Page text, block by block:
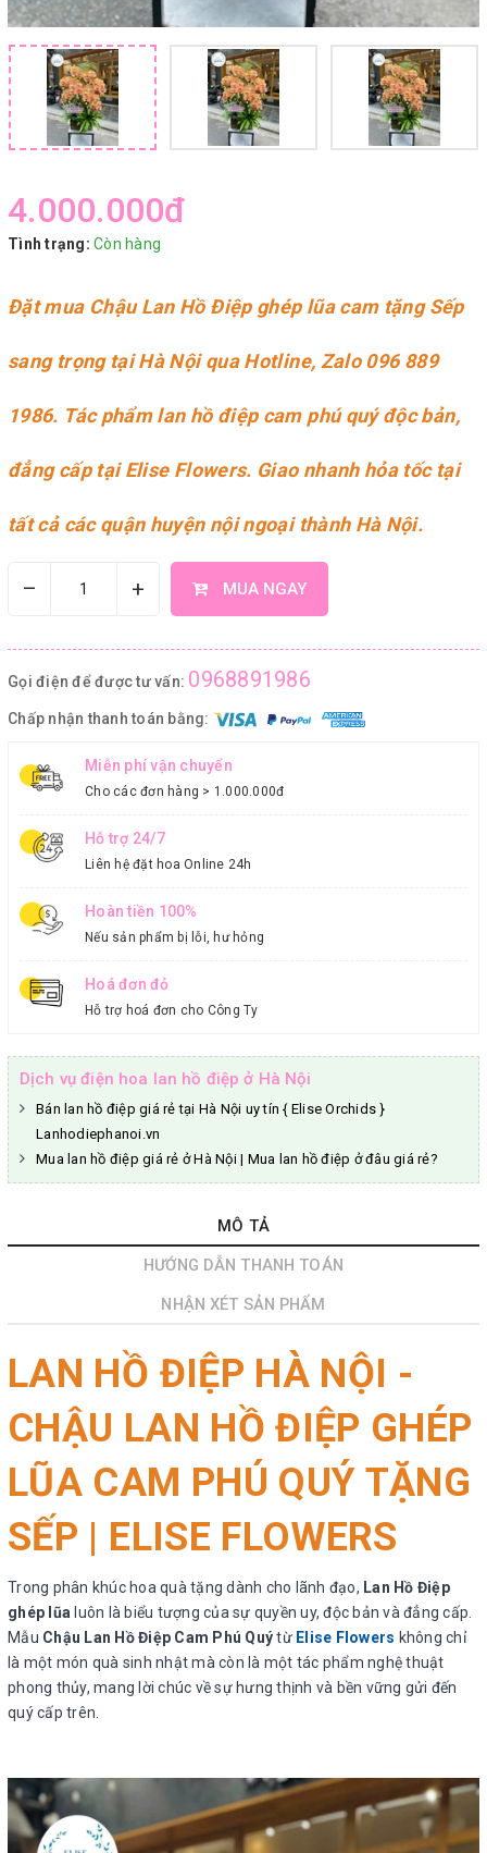
4.000.000₫
Tình trạng: Còn hàng
Đặt mua Chậu Lan Hồ Điệp ghép lũa camtặng Sếp
sang trọng tại Hà Nội qua Hotline, Zalo 096 889
1986. Tác phẩm lan hồ điệp cam phú quý độc bản,
đẳng cấp tạiElise Flowers. Giao nhanh hỏa tốc tại
tất cả các quận huyện nội ngoại thành Hà Nội.
– + MUA NGAY
Gọi điện để được tư vấn: 0968891986
Chấp nhận thanh toán bằng:
Miễn phí vận chuyển
Cho các đơn hàng > 1.000.000đ
Hỗ trợ 24/7
Liên hệ đặt hoa Online 24h
Hoàn tiền 100%
Nếu sản phẩm bị lỗi, hư hỏng
Hoá đơn đỏ
Hỗ trợ hoá đơn cho Công Ty
Dịch vụ điện hoa lan hồ điệp ở Hà Nội
Bán lan hồ điệp giá rẻ tại Hà Nội uy tín { Elise Orchids }
Lanhodiephanoi.vn
Mua lan hồ điệp giá rẻ ở Hà Nội | Mua lan hồ điệp ở đâu giá rẻ?
MÔ TẢ
HƯỚNG DẪN THANH TOÁN
NHẬN XÉT SẢN PHẨM
LAN HỒ ĐIỆP HÀ NỘI -
CHẬU LAN HỒ ĐIỆP GHÉP
LŨA CAM PHÚ QUÝ TẶNG
SẾP | ELISE FLOWERS
Trong phân khúc hoa quà tặng dành cho lãnh đạo, Lan Hồ Điệp
ghép lũa luôn là biểu tượng của sự quyền uy, độc bản và đẳng cấp.
Mẫu Chậu Lan Hồ Điệp Cam Phú Quýtừ Elise Flowers không chỉ
là một món quà sinh nhật mà còn là một tác phẩm nghệ thuật
phong thủy, mang lời chúc về sự hưng thịnh và bền vững gửi đến
quý cấp trên.